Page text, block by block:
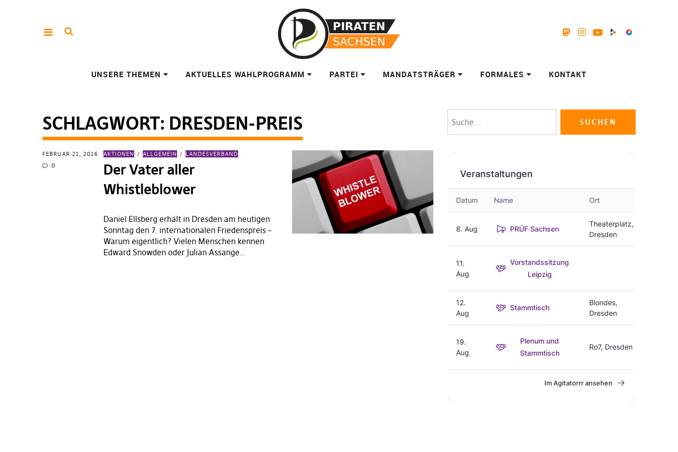
UNSERE THEMEN AKTUELLES WAHLPROGRAMM PARTEI MANDATSTRÄGER FORMALES KONTAKT
SCHLAGWORT: DRESDEN-PREIS
FEBRUAR 21, 2016
0
AKTIONEN ALLGEMEIN LANDESVERBAND
Der Vater aller
Whistleblower
Daniel Ellsberg erhält in Dresden am heutigen
Sonntag den 7. internationalen Friedenspreis –
Warum eigentlich? Vielen Menschen kennen
Edward Snowden oder Julian Assange…